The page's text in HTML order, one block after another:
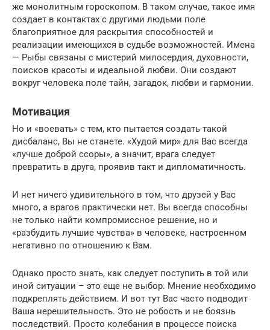
же монолитным гороскопом. В таком случае, такое имя
создает в контактах с другими людьми поле
благоприятное для раскрытия способностей и
реализации имеющихся в судьбе возможностей. Имена
— Рыбы связаны с мистерий милосердия, духовности,
поисков красоты и идеальной любви. Они создают
вокруг человека поле тайн, загадок, любви и гармонии.
Мотивация
Но и «воевать» с тем, кто пытается создать такой
дисбаланс, Вы не станете. «Худой мир» для Вас всегда
«лучше доброй ссоры», а значит, врага следует
превратить в друга, проявив такт и дипломатичность.
И нет ничего удивительного в том, что друзей у Вас
много, а врагов практически нет. Вы всегда способны
не только найти компромиссное решение, но и
«разбудить лучшие чувства» в человеке, настроенном
негативно по отношению к Вам.
Однако просто знать, как следует поступить в той или
иной ситуации – это еще не выбор. Мнение необходимо
подкреплять действием. И вот тут Вас часто подводит
Ваша нерешительность. Это не робость и не боязнь
последствий. Просто колебания в процессе поиска